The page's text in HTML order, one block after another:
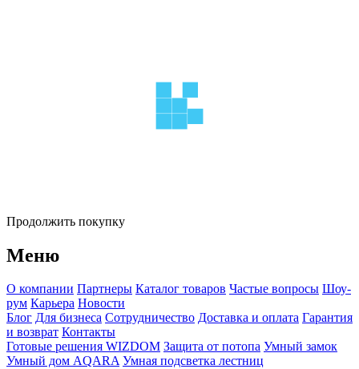
Продолжить покупку
Меню
О компании Партнеры Каталог товаров Частые вопросы Шоу-
рум Карьера Новости
Блог Для бизнеса Сотрудничество Доставка и оплата Гарантия
и возврат Контакты
Готовые решения WIZDOM Защита от потопа Умный замок
Умный дом AQARA Умная подсветка лестниц